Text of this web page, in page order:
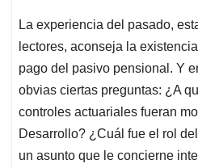
La experiencia del pasado,
lectores, aconseja la
pago del pasivo pensional. Y
obvias ciertas preguntas: ¿A
controles actuariales fueran
Desarrollo? ¿Cuál fue el rol
un asunto que le concierne